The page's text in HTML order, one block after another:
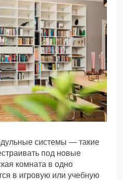
системы — такие
под новые
комната в одно
в игровую или учебную